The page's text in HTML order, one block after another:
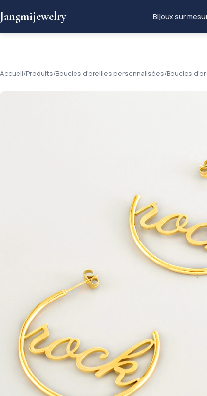
Jangmijewelry Bijoux sur
Accueil/Produits/Boucles d'oreilles personnalisées/Boucles